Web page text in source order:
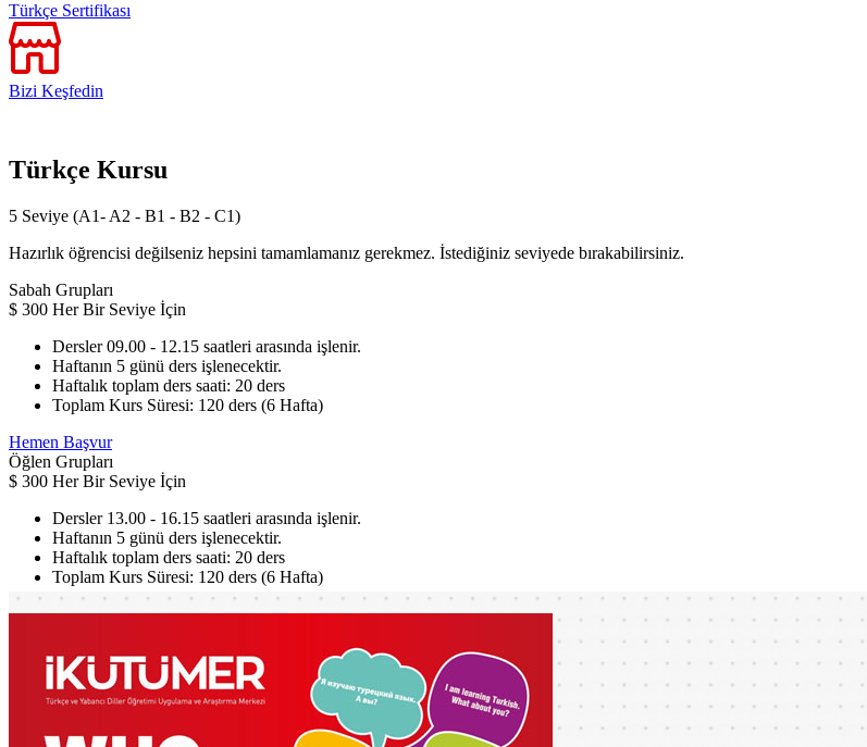
Türkçe Sertifikası
Bizi Keşfedin
Türkçe Kursu
5 Seviye (A1- A2 - B1 - B2 - C1)
Hazırlık öğrencisi değilseniz hepsini tamamlamanız gerekmez. İstediğiniz seviyede bırakabilirsiniz.
Sabah Grupları
$ 300 Her Bir Seviye İçin
Dersler 09.00 - 12.15 saatleri arasında işlenir.
Haftanın 5 günü ders işlenecektir.
Haftalık toplam ders saati: 20 ders
Toplam Kurs Süresi: 120 ders (6 Hafta)
Hemen Başvur
Öğlen Grupları
$ 300 Her Bir Seviye İçin
Dersler 13.00 - 16.15 saatleri arasında işlenir.
Haftanın 5 günü ders işlenecektir.
Haftalık toplam ders saati: 20 ders
Toplam Kurs Süresi: 120 ders (6 Hafta)
Hemen Başvur